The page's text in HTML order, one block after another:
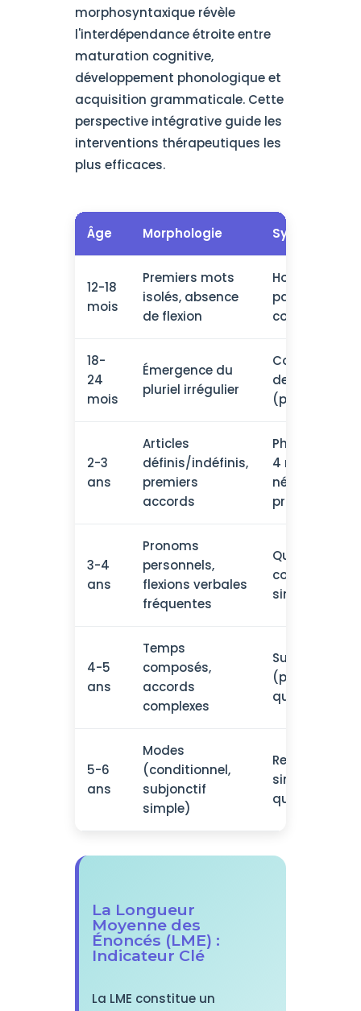
morphosyntaxique révèle
l'interdépendance étroite entre
maturation cognitive,
développement phonologique et
acquisition grammaticale. Cette
perspective intégrative guide les
interventions thérapeutiques les
plus efficaces.
Âge Morphologie Syntaxe
12-18
mois
Premiers mots
isolés, absence
de flexion
Holophrases,
pas de
combinaison
18-
24
mois
Émergence du
pluriel irrégulier
de 2 mots
(pivot-
2-3
ans
Articles
définis/indéfinis,
premiers
accords
Phrases de 3-
4 mots,
négation
primitive
3-4
ans
Pronoms
personnels,
flexions verbales
fréquentes
Questions,
coordination
simple (et)
4-5
ans
Temps
composés,
accords
complexes
(parce que,
quand)
5-6
ans
Modes
(conditionnel,
subjonctif
simple)
Relatives
simples (qui,
que)
La Longueur
Moyenne des
Énoncés (LME) :
Indicateur Clé
La LME constitue un